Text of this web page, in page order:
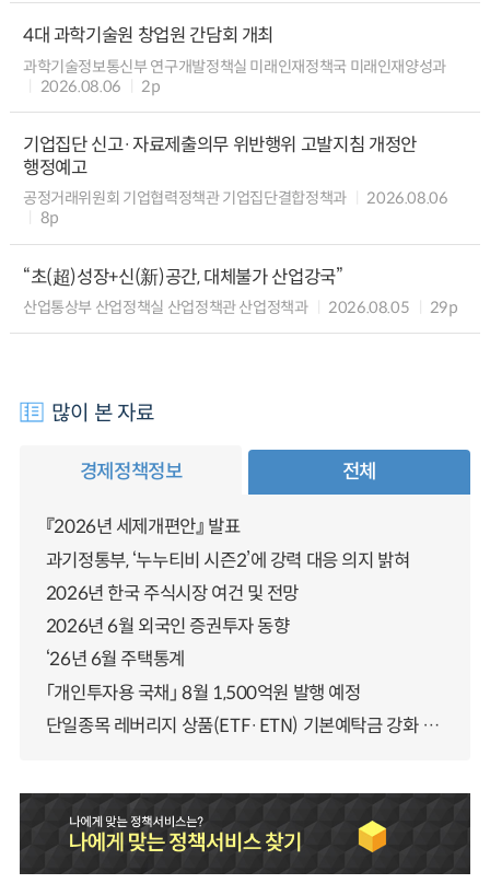
4대 과학기술원 창업원 간담회 개최
과학기술정보통신부 연구개발정책실 미래인재정책국 미래인재양성과
2026.08.06
2p
기업집단 신고·자료제출의무 위반행위 고발지침 개정안
행정예고
공정거래위원회 기업협력정책관 기업집단결합정책과
2026.08.06
8p
“초(超)성장+신(新)공간, 대체불가 산업강국”
산업통상부 산업정책실 산업정책관 산업정책과 2026.08.05 29p
많이 본 자료
경제정책정보 전체
『2026년 세제개편안』 발표
과기정통부, ‘누누티비 시즌2’에 강력 대응 의지 밝혀
2026년 한국 주식시장 여건 및 전망
2026년 6월 외국인 증권투자 동향
‘26년 6월 주택통계
「개인투자용 국채」 8월 1,500억원 발행 예정
단일종목 레버리지 상품(ETF·ETN) 기본예탁금 강화 조기시행 방안 안내